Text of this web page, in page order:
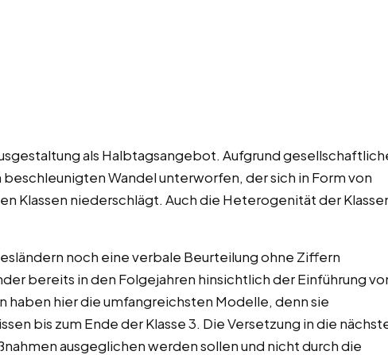
als Halbtagsangebot. Aufgrund
Wandel unterworfen, der sich in Form von
Klassen niederschlägt. Auch die Heterogenität der
noch eine verbale Beurteilung ohne Ziffern
bereits in den Folgejahren hinsichtlich der Einführung
hier die umfangreichsten Modelle, denn sie
bis zum Ende der Klasse 3. Die Versetzung in die
ausgeglichen werden sollen und nicht durch die